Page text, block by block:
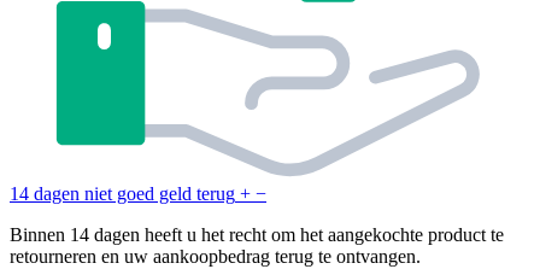
14 dagen niet goed geld terug + −
Binnen 14 dagen heeft u het recht om het aangekochte product te
retourneren en uw aankoopbedrag terug te ontvangen.